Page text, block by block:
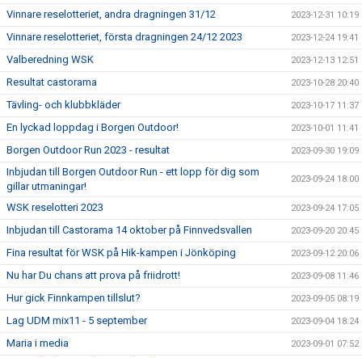
Vinnare reselotteriet, andra dragningen 31/12 2023-12-31 10:19
Vinnare reselotteriet, första dragningen 24/12 2023 2023-12-24 19:41
Valberedning WSK 2023-12-13 12:51
Resultat castorama 2023-10-28 20:40
Tävling- och klubbkläder 2023-10-17 11:37
En lyckad loppdag i Borgen Outdoor! 2023-10-01 11:41
Borgen Outdoor Run 2023 - resultat 2023-09-30 19:09
Inbjudan till Borgen Outdoor Run - ett lopp för dig som
gillar utmaningar!
2023-09-24 18:00
WSK reselotteri 2023 2023-09-24 17:05
Inbjudan till Castorama 14 oktober på Finnvedsvallen 2023-09-20 20:45
Fina resultat för WSK på Hik-kampen i Jönköping 2023-09-12 20:06
Nu har Du chans att prova på friidrott! 2023-09-08 11:46
Hur gick Finnkampen tillslut? 2023-09-05 08:19
Lag UDM mix11 - 5 september 2023-09-04 18:24
Maria i media 2023-09-01 07:52